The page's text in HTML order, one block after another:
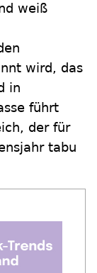
weiß
wird, das
in
führt
der für
tabu